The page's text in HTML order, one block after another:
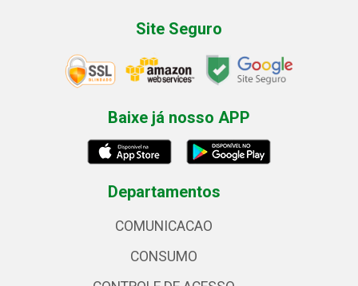
Site Seguro
Baixe já nosso APP
Departamentos
COMUNICACAO
CONSUMO